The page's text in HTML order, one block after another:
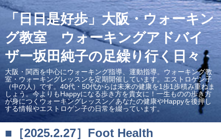
「日日是好歩」大阪・ウォーキン
グ教室 ウォーキングアドバイ
ザー坂田純子の足繰り行く日々
大阪・関西を中心にウォーキング指導、運動指導。ウォーキング教
室・ウォーキングレッスンを定期開催しています。エストロゲン子
（中の人）です。40代・50代からは未来の健康を1歩1歩積み重ねま
しょう。今よりもHappyになる歩き方を貴女に！一生ものの歩き方
が身につくウォーキングレッスン／あなたの健康やHappyを後押し
する情報やエストロゲン子の日常を綴っています。
■［2025.2.27］Foot Health